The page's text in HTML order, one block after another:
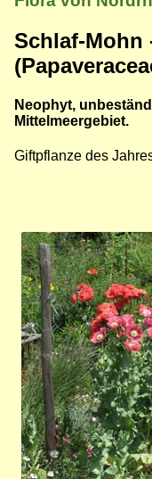
Schlaf-Mohn
Neophyt,
Mittelmeergebiet.
Giftpflanze des
Bild